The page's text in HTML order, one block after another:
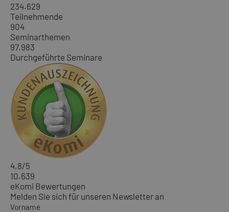
234.629
Teilnehmende
904
Seminarthemen
97.983
Durchgeführte Seminare
4,8/5
10.639
eKomi Bewertungen
Melden Sie sich für unseren Newsletter an
Vorname